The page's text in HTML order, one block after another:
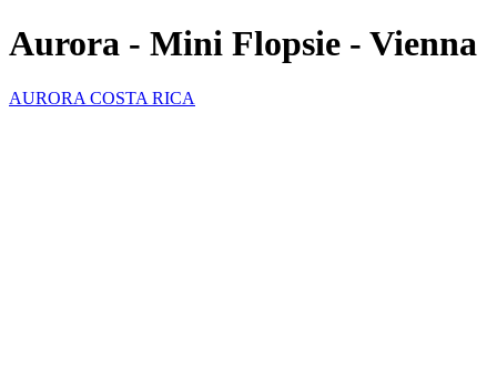
Aurora - Mini Flopsie - Vienna
AURORA COSTA RICA